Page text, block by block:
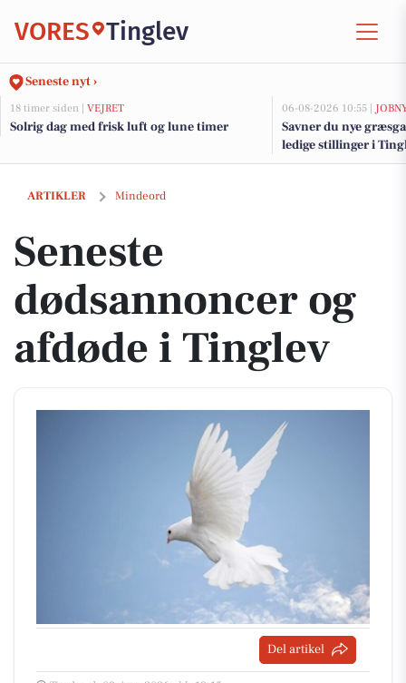
VORES Tinglev
Seneste nyt ›
18 timer siden | VEJRET
Solrig dag med frisk luft og lune timer
06-08-2026 10:55 |
Savner du nye
ledige stillinger i
ARTIKLER Mindeord
Seneste dødsannoncer og afdøde i Tinglev
Seneste
dødsannoncer og
afdøde i Tinglev
Del artikel